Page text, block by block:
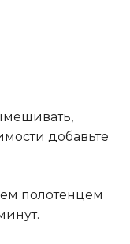
добавьте
полотенцем